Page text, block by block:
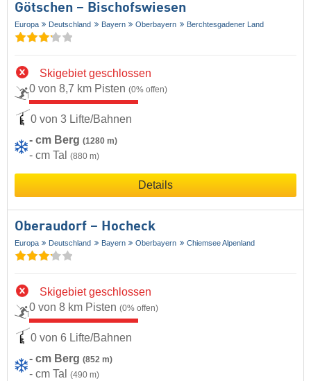
Götschen – Bischofswiesen
Europa Deutschland Bayern Oberbayern Berchtesgadener Land
Skigebiet geschlossen
0 von 8,7 km Pisten (0% offen)
0 von 3 Lifte/Bahnen
- cm Berg (1280 m)
- cm Tal (880 m)
Details
Oberaudorf – Hocheck
Europa Deutschland Bayern Oberbayern Chiemsee Alpenland
Skigebiet geschlossen
0 von 8 km Pisten (0% offen)
0 von 6 Lifte/Bahnen
- cm Berg (852 m)
- cm Tal (490 m)